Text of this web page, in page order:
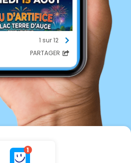
1 sur 12
PARTAGER